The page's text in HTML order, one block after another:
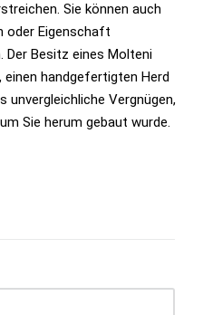
Sie können auch
oder Eigenschaft
Der Besitz eines Molteni
handgefertigten Herd
unvergleichliche Vergnügen,
Sie herum gebaut wurde.